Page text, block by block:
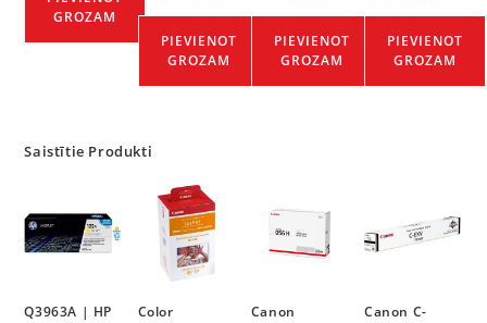
GROZAM
PIEVIENOT
GROZAM
PIEVIENOT
GROZAM
PIEVIENOT
GROZAM
Saistītie Produkti
Q3963A | HP
Color
Canon
Canon C-